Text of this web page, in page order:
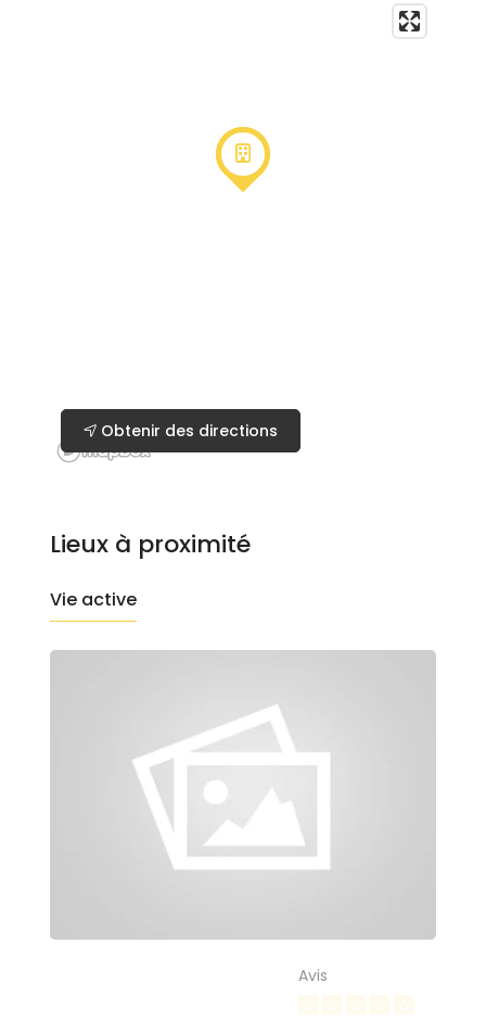
Obtenir des directions
Lieux à proximité
Vie active
Avis